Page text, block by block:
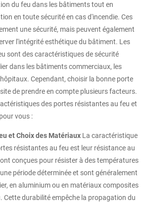
du feu dans les bâtiments tout en
en toute sécurité en cas d'incendie. Ces
une sécurité, mais peuvent également
l'intégrité esthétique du bâtiment. Les
sont des caractéristiques de sécurité
dans les bâtiments commerciaux, les
Cependant, choisir la bonne porte
de prendre en compte plusieurs facteurs.
des portes résistantes au feu et
vous :
et Choix des Matériaux La caractéristique
résistantes au feu est leur résistance au
conçues pour résister à des températures
période déterminée et sont généralement
en aluminium ou en matériaux composites
Cette durabilité empêche la propagation du